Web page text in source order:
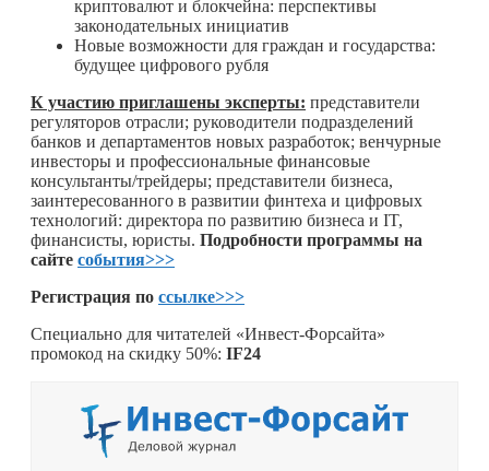
криптовалют и блокчейна: перспективы
законодательных инициатив
Новые возможности для граждан и государства:
будущее цифрового рубля
К участию приглашены эксперты: представители
регуляторов отрасли; руководители подразделений
банков и департаментов новых разработок; венчурные
инвесторы и профессиональные финансовые
консультанты/трейдеры; представители бизнеса,
заинтересованного в развитии финтеха и цифровых
технологий: директора по развитию бизнеса и IT,
финансисты, юристы. Подробности программы на
сайте события>>>
Регистрация по ссылке>>>
Специально для читателей «Инвест-Форсайта»
промокод на скидку 50%: IF24